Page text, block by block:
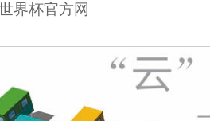
界杯官方网